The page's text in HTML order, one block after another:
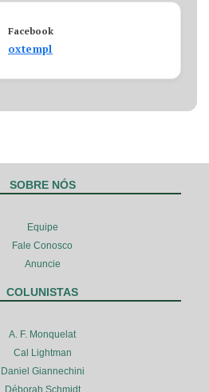
Facebook
oxtempl
SOBRE NÓS
Equipe
Fale Conosco
Anuncie
COLUNISTAS
A. F. Monquelat
Cal Lightman
Daniel Giannechini
Déborah Schmidt